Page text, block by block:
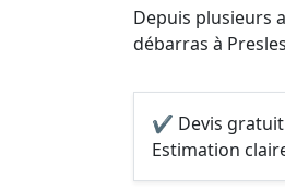
Depuis plusieurs
débarras à
✔ Devis gratuit
Estimation